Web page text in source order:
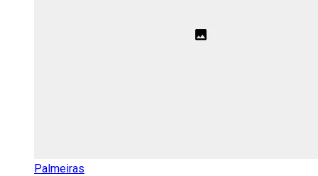
Palmeiras